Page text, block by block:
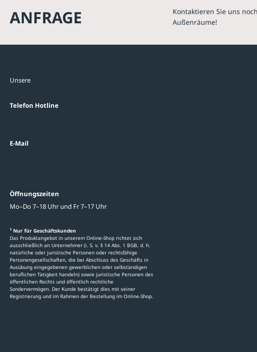
ANFRAGE
Kontaktieren Sie uns
Außenräume!
Unsere
Telefon Hotline
E-Mail
Öffnungszeiten
Mo–Do 7–18 Uhr und Fr 7–17 Uhr
1 Nur für Geschäftskunden
Das Produktangebot in unserem Online-Shop richtet sich
ausschließlich an Unternehmer (i. S. v. § 14 Abs. 1 BGB, d. h.
natürliche oder juristische Personen oder rechtsfähige
Personengesellschaften, die bei Abschluss des Geschäfts in
Ausübung eingegebenen gewerblichen oder selbständigen
beruflichen Tätigkeit handeln) sowie juristische Personen des
öffentlichen Rechts und öffentlich rechtliche
Sondervermögen. Der Kunde bestätigt dies mit seiner
Registrierung und im Rahmen der Bestellung im Online-Shop.